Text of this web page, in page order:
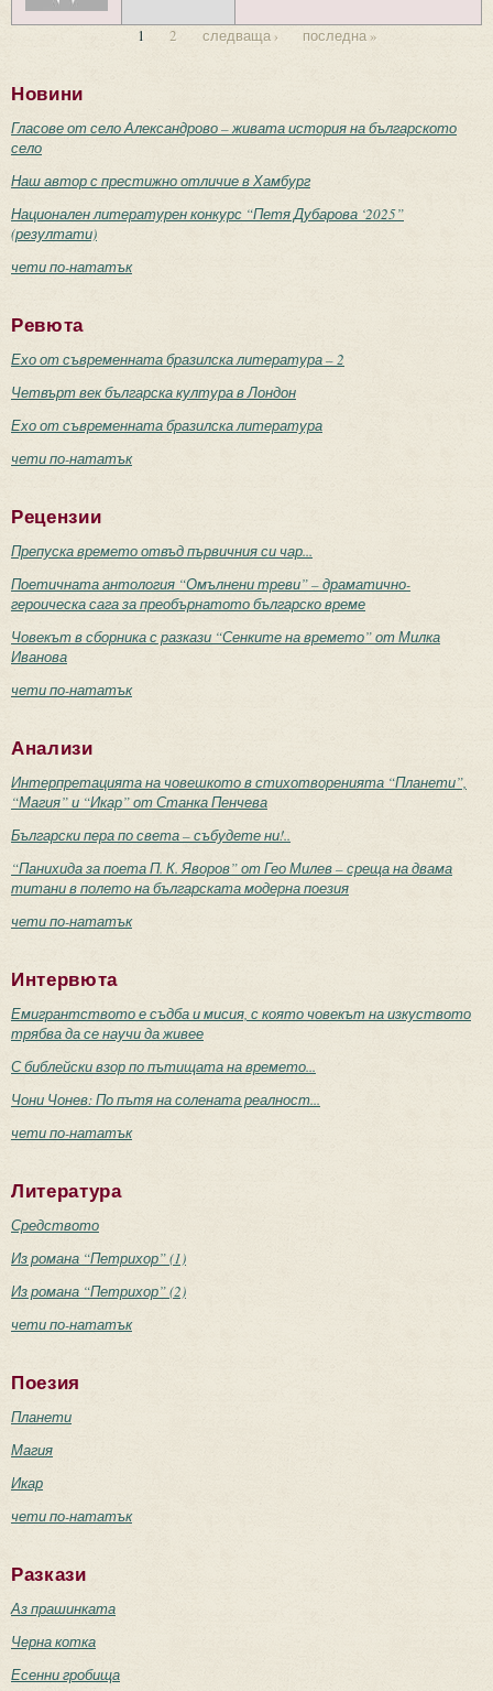
1 2 следваща › последна »
Новини
Гласове от село Александрово – живата история на българското
село
Наш автор с престижно отличие в Хамбург
Национален литературен конкурс “Петя Дубарова ‘2025”
(резултати)
чети по-нататък
Ревюта
Ехо от съвременната бразилска литература – 2
Четвърт век българска култура в Лондон
Ехо от съвременната бразилска литература
чети по-нататък
Рецензии
Препуска времето отвъд първичния си чар...
Поетичната антология “Омълнени треви” – драматично-
героическа сага за преобърнатото българско време
Човекът в сборника с разкази “Сенките на времето” от Милка
Иванова
чети по-нататък
Анализи
Интерпретацията на човешкото в стихотворенията “Планети”,
“Магия” и “Икар” от Станка Пенчева
Български пера по света – събудете ни!..
“Панихида за поета П. К. Яворов” от Гео Милев – среща на двама
титани в полето на българската модерна поезия
чети по-нататък
Интервюта
Емигрантството е съдба и мисия, с която човекът на изкуството
трябва да се научи да живее
С библейски взор по пътищата на времето...
Чони Чонев: По пътя на солената реалност...
чети по-нататък
Литература
Средството
Из романа “Петрихор” (1)
Из романа “Петрихор” (2)
чети по-нататък
Поезия
Планети
Магия
Икар
чети по-нататък
Разкази
Аз прашинката
Черна котка
Есенни гробища